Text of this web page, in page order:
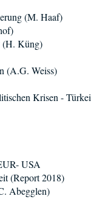
(M. Haaf)
(H. Küng)
(A.G. Weiss)
Krisen - Türkei
USA
(Report 2018)
Abegglen)